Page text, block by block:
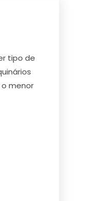
tipo de
menor